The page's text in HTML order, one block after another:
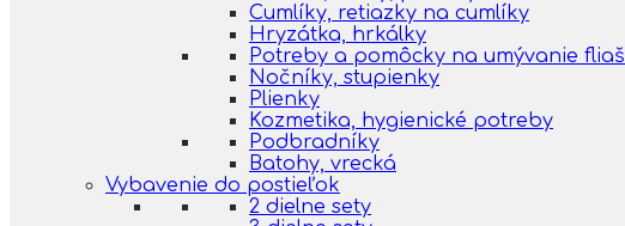
Cumlíky, retiazky na cumlíky
Hryzátka, hrkálky
Potreby a pomôcky na umývanie fliaš
Nočníky, stupienky
Plienky
Kozmetika, hygienické potreby
Podbradníky
Batohy, vrecká
Vybavenie do postieľok
2 dielne sety